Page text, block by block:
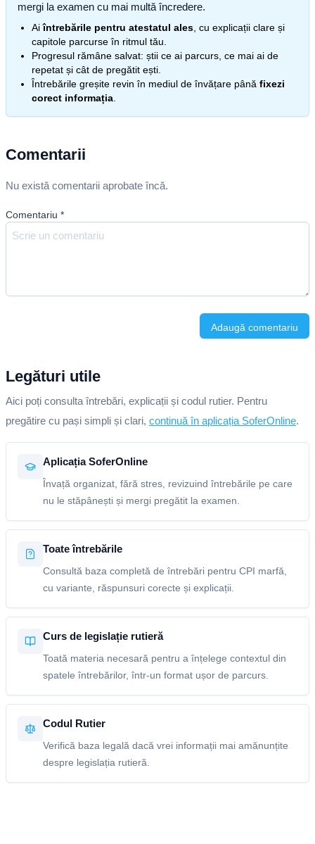
mergi la examen cu mai multă încredere.
Aiîntrebările pentru atestatul ales , cu explicații clare și
capitole parcurse în ritmul tău.
Progresul rămâne salvat: știi ce ai parcurs, ce mai ai de
repetat și cât de pregătit ești.
Întrebările greșite revin în mediul de învățare până fixezi
corect informația
Comentarii
Nu există comentarii aprobate încă.
Comentariu *
Adaugă comentariu
Legături utile
Aici poți consulta întrebări, explicații și codul rutier. Pentru
pregătire cu pași simpli și clari, continuă în aplicația SoferOnline.
Aplicația SoferOnline
Învață organizat, fără stres, revizuind întrebările pe care
nu le stăpânești și mergi pregătit la examen.
Toate întrebările
Consultă baza completă de întrebări pentru CPI marfă,
cu variante, răspunsuri corecte și explicații.
Curs de legislație rutieră
Toată materia necesară pentru a înțelege contextul din
spatele întrebărilor, într-un format ușor de parcurs.
Codul Rutier
Verifică baza legală dacă vrei informații mai amănunțite
despre legislația rutieră.